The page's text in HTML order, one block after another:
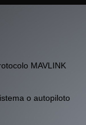
MAVLINK
o autopiloto